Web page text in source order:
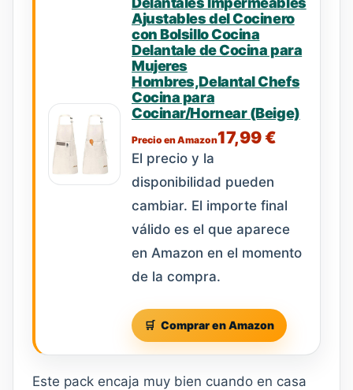
Ajustables del Cocinero
con Bolsillo Cocina
Delantale de Cocina para
Mujeres
Hombres,Delantal Chefs
Cocina para
Cocinar/Hornear (Beige)
Precio en Amazon17,99 €
El precio y la
disponibilidad pueden
cambiar. El importe final
válido es el que aparece
en Amazon en el momento
de la compra.
Comprar en Amazon
Este pack encaja muy bien cuando en casa